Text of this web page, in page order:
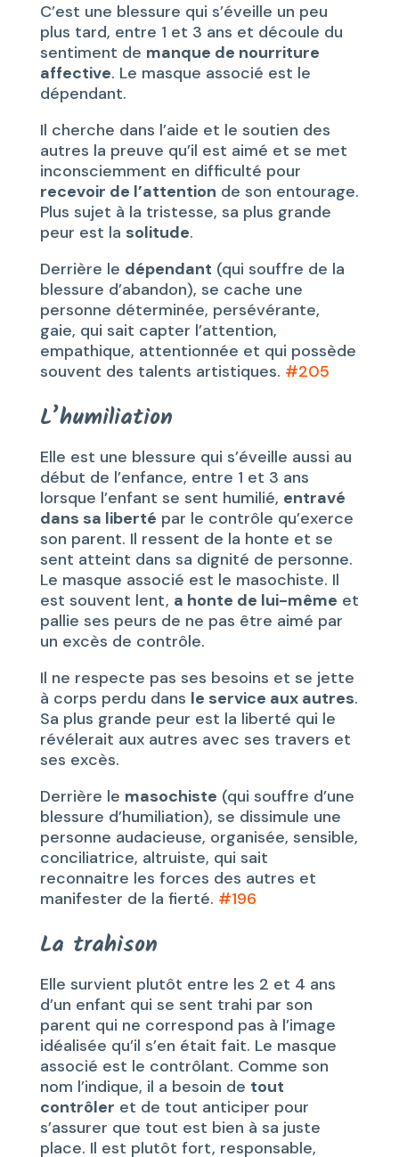
C’est une blessure qui s’éveille un peu
plus tard, entre 1 et 3 ans et découle du
sentiment de manque de nourriture
affective. Le masque associé est le
dépendant.
Il cherche dans l’aide et le soutien des
autres la preuve qu’il est aimé et se met
inconsciemment en difficulté pour
recevoir de l’attention de son entourage.
Plus sujet à la tristesse, sa plus grande
peur est la solitude.
Derrière le dépendant (qui souffre de la
blessure d’abandon), se cache une
personne déterminée, persévérante,
gaie, qui sait capter l’attention,
empathique, attentionnée et qui possède
souvent des talents artistiques. #205
L’humiliation
Elle est une blessure qui s’éveille aussi au
début de l’enfance, entre 1 et 3 ans
lorsque l’enfant se sent humilié, entravé
dans sa liberté par le contrôle qu’exerce
son parent. Il ressent de la honte et se
sent atteint dans sa dignité de personne.
Le masque associé est le masochiste. Il
est souvent lent, a honte de lui-même et
pallie ses peurs de ne pas être aimé par
un excès de contrôle.
Il ne respecte pas ses besoins et se jette
à corps perdu dans le service aux autres.
Sa plus grande peur est la liberté qui le
révélerait aux autres avec ses travers et
ses excès.
Derrière le masochiste (qui souffre d’une
blessure d’humiliation), se dissimule une
personne audacieuse, organisée, sensible,
conciliatrice, altruiste, qui sait
reconnaitre les forces des autres et
manifester de la fierté. #196
La trahison
Elle survient plutôt entre les 2 et 4 ans
d’un enfant qui se sent trahi par son
parent qui ne correspond pas à l’image
idéalisée qu’il s’en était fait. Le masque
associé est le contrôlant. Comme son
nom l’indique, il a besoin de tout
contrôler et de tout anticiper pour
s’assurer que tout est bien à sa juste
place. Il est plutôt fort, responsable,